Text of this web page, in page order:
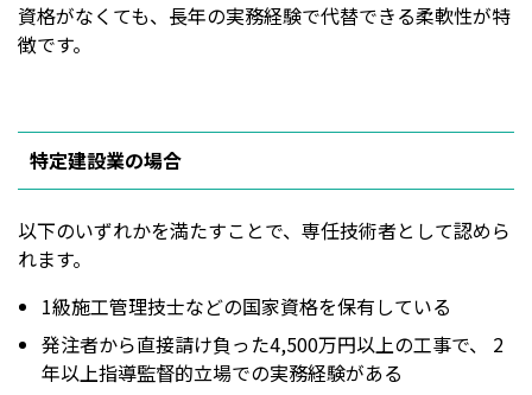
資格がなくても、長年の実務経験で代替できる柔軟性が特
徴です。
特定建設業の場合
以下のいずれかを満たすことで、専任技術者として認めら
れます。
1級施工管理技士などの国家資格を保有している
発注者から直接請け負った4,500万円以上の工事で、 2
年以上指導監督的立場での実務経験がある